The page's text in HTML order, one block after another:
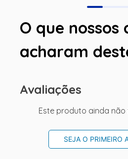
O que nossos
acharam
Avaliações
Este produto ainda não
SEJA O PRIMEIRO